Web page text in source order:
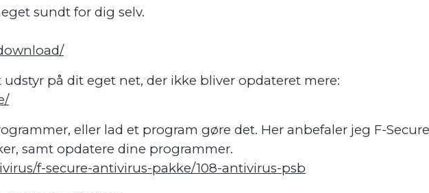
sundt for dig selv.
på dit eget net, der ikke bliver opdateret mere:
eller lad et program gøre det. Her anbefaler jeg F-
samt opdatere dine programmer.
f-secure-antivirus-pakke/108-antivirus-psb